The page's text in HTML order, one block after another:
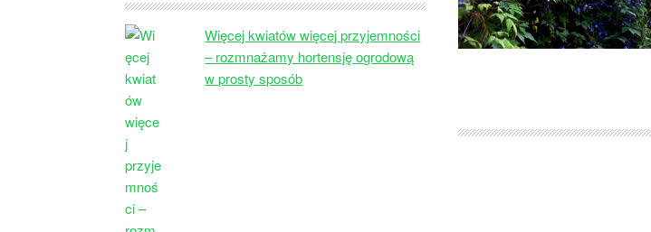
Więcej kwiatów więcej przyjemności
– rozmnażamy hortensję ogrodową
w prosty sposób